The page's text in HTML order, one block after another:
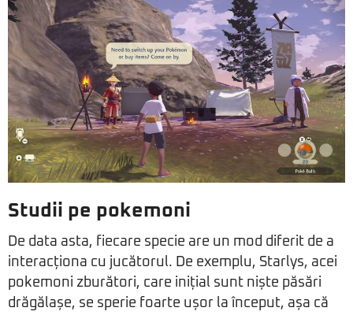
Studii pe pokemoni
De data asta, fiecare specie are un mod diferit de a
interacționa cu jucătorul. De exemplu, Starlys, acei
pokemoni zburători, care inițial sunt niște păsări
drăgălașe, se sperie foarte ușor la început, așa că